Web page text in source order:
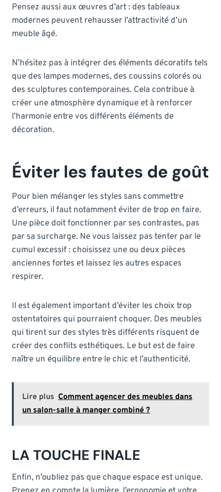
Pensez aussi aux œuvres d’art : des tableaux
modernes peuvent rehausser l’attractivité d’un
meuble âgé.
N’hésitez pas à intégrer des éléments décoratifs tels
que des lampes modernes, des coussins colorés ou
des sculptures contemporaines. Cela contribue à
créer une atmosphère dynamique et à renforcer
l’harmonie entre vos différents éléments de
décoration.
Éviter les fautes de goût
Pour bien mélanger les styles sans commettre
d’erreurs, il faut notamment éviter de trop en faire.
Une pièce doit fonctionner par ses contrastes, pas
par sa surcharge. Ne vous laissez pas tenter par le
cumul excessif : choisissez une ou deux pièces
anciennes fortes et laissez les autres espaces
respirer.
Il est également important d’éviter les choix trop
ostentatoires qui pourraient choquer. Des meubles
qui tirent sur des styles très différents risquent de
créer des conflits esthétiques. Le but est de faire
naître un équilibre entre le chic et l’authenticité.
Lire plus Comment agencer des meubles dans
un salon-salle à manger combiné ?
LA TOUCHE FINALE
Enfin, n’oubliez pas que chaque espace est unique.